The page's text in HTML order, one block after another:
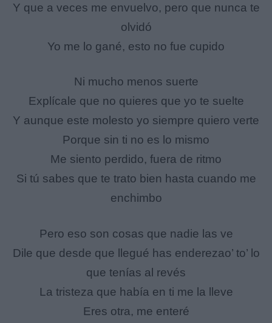
Y que a veces me envuelvo, pero que nunca te
olvidó
Yo me lo gané, esto no fue cupido
Ni mucho menos suerte
Explícale que no quieres que yo te suelte
Y aunque este molesto yo siempre quiero verte
Porque sin ti no es lo mismo
Me siento perdido, fuera de ritmo
Si tú sabes que te trato bien hasta cuando me
enchimbo
Pero eso son cosas que nadie las ve
Dile que desde que llegué has enderezao’ to’ lo
que tenías al revés
La tristeza que había en ti me la lleve
Eres otra, me enteré